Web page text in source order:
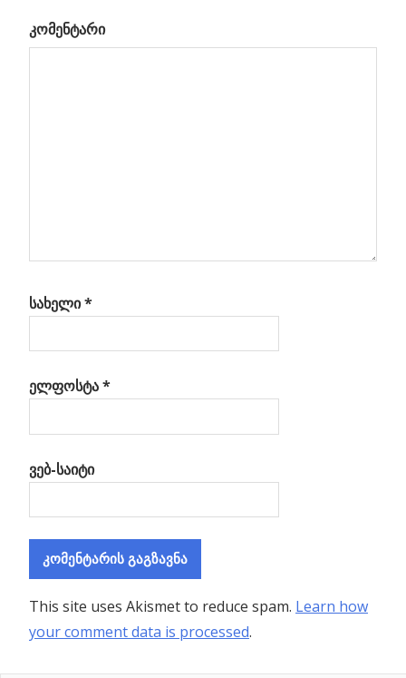
ნავიგაცია
ასტეროიდი –
კომენტარი
სახელი*
ელფოსტა*
ვებ-საიტი
This site uses Akismet to reduce spam. Learn how
your comment data is processed.